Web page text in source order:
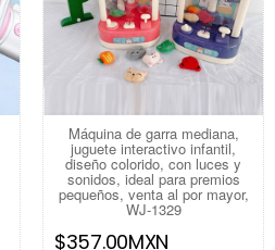
Máquina de garra mediana,
juguete interactivo infantil,
diseño colorido, con luces y
sonidos, ideal para premios
pequeños, venta al por mayor,
WJ-1329
$357.00MXN